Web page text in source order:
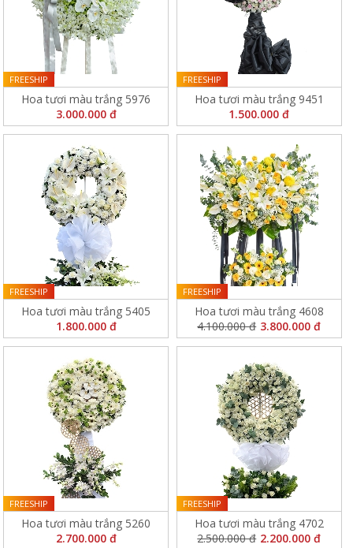
Hoa tươi màu trắng 5976
3.000.000 đ
FREESHIP
Hoa tươi màu trắng 9451
1.500.000 đ
FREESHIP
Hoa tươi màu trắng 5405
1.800.000 đ
FREESHIP
Hoa tươi màu trắng 4608
4.100.000 đ 3.800.000 đ
FREESHIP
Hoa tươi màu trắng 5260
2.700.000 đ
FREESHIP
Hoa tươi màu trắng 4702
2.500.000 đ 2.200.000 đ
FREESHIP